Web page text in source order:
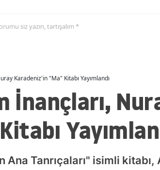
siz yazın, tartışalım *
Karadeniz'in "Ma" Kitabı Yayımlandı
İnançları,
Tanrıçaları" isimli kitabı,